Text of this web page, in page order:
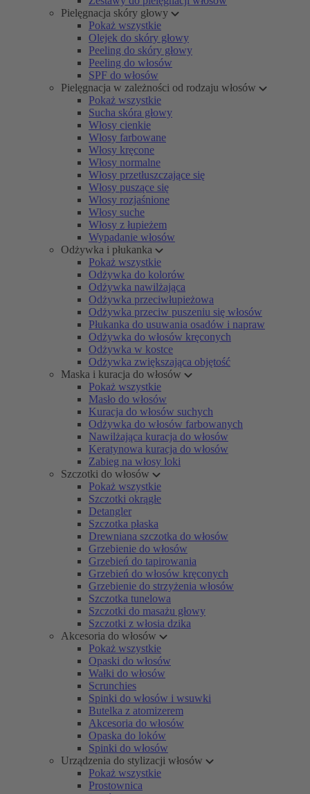
Pielęgnacja skóry głowy
Pokaż wszystkie
Olejek do skóry głowy
Peeling do skóry głowy
Peeling do włosów
SPF do włosów
Pielęgnacja w zależności od rodzaju włosów
Pokaż wszystkie
Sucha skóra głowy
Włosy cienkie
Włosy farbowane
Włosy kręcone
Włosy normalne
Włosy przetłuszczające się
Włosy puszące się
Włosy rozjaśnione
Włosy suche
Włosy z łupieżem
Wypadanie włosów
Odżywka i płukanka
Pokaż wszystkie
Odżywka do kolorów
Odżywka nawilżająca
Odżywka przeciwłupieżowa
Odżywka przeciw puszeniu się włosów
Płukanka do usuwania osadów i napraw
Odżywka do włosów kręconych
Odżywka w kostce
Odżywka zwiększająca objętość
Maska i kuracja do włosów
Pokaż wszystkie
Masło do włosów
Kuracja do włosów suchych
Odżywka do włosów farbowanych
Nawilżająca kuracja do włosów
Keratynowa kuracja do włosów
Zabieg na włosy loki
Szczotki do włosów
Pokaż wszystkie
Szczotki okrągłe
Detangler
Szczotka płaska
Drewniana szczotka do włosów
Grzebienie do włosów
Grzebień do tapirowania
Grzebień do włosów kręconych
Grzebienie do strzyżenia włosów
Szczotka tunelowa
Szczotki do masażu głowy
Szczotki z włosia dzika
Akcesoria do włosów
Pokaż wszystkie
Opaski do włosów
Wałki do włosów
Scrunchies
Spinki do włosów i wsuwki
Butelka z atomizerem
Akcesoria do włosów
Opaska do loków
Spinki do włosów
Urządzenia do stylizacji włosów
Pokaż wszystkie
Prostownica